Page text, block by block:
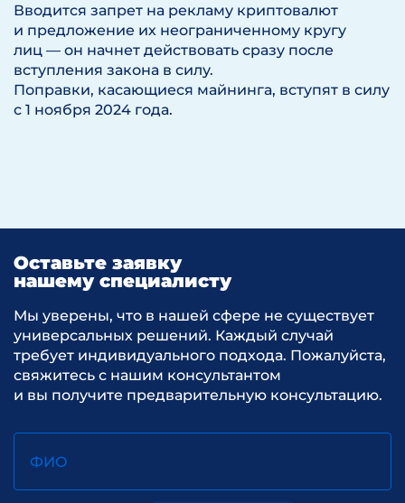
Вводится запрет на рекламу криптовалют
и предложение их неограниченному кругу
лиц — он начнет действовать сразу после
вступления закона в силу.
Поправки, касающиеся майнинга, вступят в силу
с 1 ноября 2024 года.
Оставьте заявку
нашему специалисту
Мы уверены, что в нашей сфере не существует
универсальных решений. Каждый случай
требует индивидуального подхода. Пожалуйста,
свяжитесь с нашим консультантом
и вы получите предварительную консультацию.
ФИО